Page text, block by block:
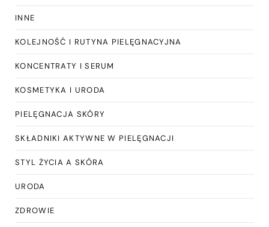
INNE
KOLEJNOŚĆ I RUTYNA PIELĘGNACYJNA
KONCENTRATY I SERUM
KOSMETYKA I URODA
PIELĘGNACJA SKÓRY
SKŁADNIKI AKTYWNE W PIELĘGNACJI
STYL ŻYCIA A SKÓRA
URODA
ZDROWIE